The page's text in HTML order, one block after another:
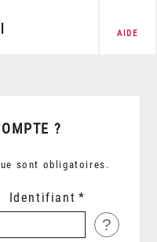
AIDE
?
sont obligatoires.
Identifiant
?